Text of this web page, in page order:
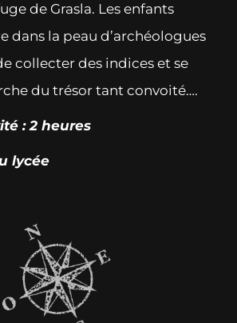
de Grasla. Les enfants
dans la peau d’archéologues
collecter des indices et se
du trésor tant convoité….
: 2 heures
lycée